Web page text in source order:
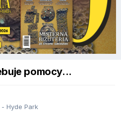
pomocy...
Hyde Park